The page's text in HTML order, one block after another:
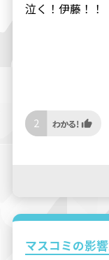
泣く！伊藤！！
2
マスコミの影